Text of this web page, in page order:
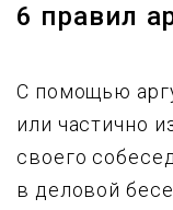
6 правил
С помощью
или частично
своего
в деловой